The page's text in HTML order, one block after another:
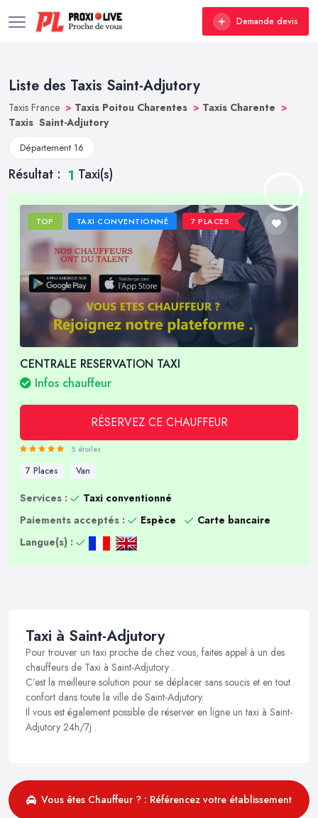
Demande devis
Liste des Taxis Saint-Adjutory
Taxis France > Taxis Poitou Charentes > Taxis Charente >
Taxis Saint-Adjutory
Département 16
Résultat : 1 Taxi(s)
TOP TAXI CONVENTIONNÉ 7 PLACES
CENTRALE RESERVATION TAXI
Infos chauffeur
RÉSERVEZ CE CHAUFFEUR
5 étoiles
7 Places Van
Services :
Taxi conventionné
Paiements acceptés :
Espèce
Carte bancaire
Langue(s) :
Taxi à Saint-Adjutory
Pour trouver un taxi proche de chez vous, faites appel à un des
chauffeurs de Taxi à Saint-Adjutory .
C’est la meilleure solution pour se déplacer sans soucis et en tout
confort dans toute la ville de Saint-Adjutory.
Il vous est également possible de réserver en ligne un taxi à Saint-
Adjutory 24h/7j .
Vous êtes Chauffeur ? : Référencez votre établissement